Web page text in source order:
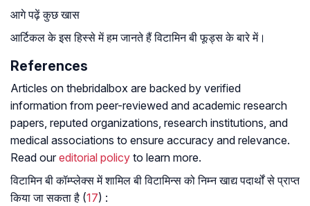
आगे पढ़ें कुछ खास
आर्टिकल के इस हिस्से में हम जानते हैं विटामिन बी फूड्स के बारे में।
References
Articles on thebridalbox are backed by verified
information from peer-reviewed and academic research
papers, reputed organizations, research institutions, and
medical associations to ensure accuracy and relevance.
Read our editorial policy to learn more.
विटामिन बी कॉम्प्लेक्स में शामिल बी विटामिन्स को निम्न खाद्य पदार्थों से प्राप्त
किया जा सकता है (17) :